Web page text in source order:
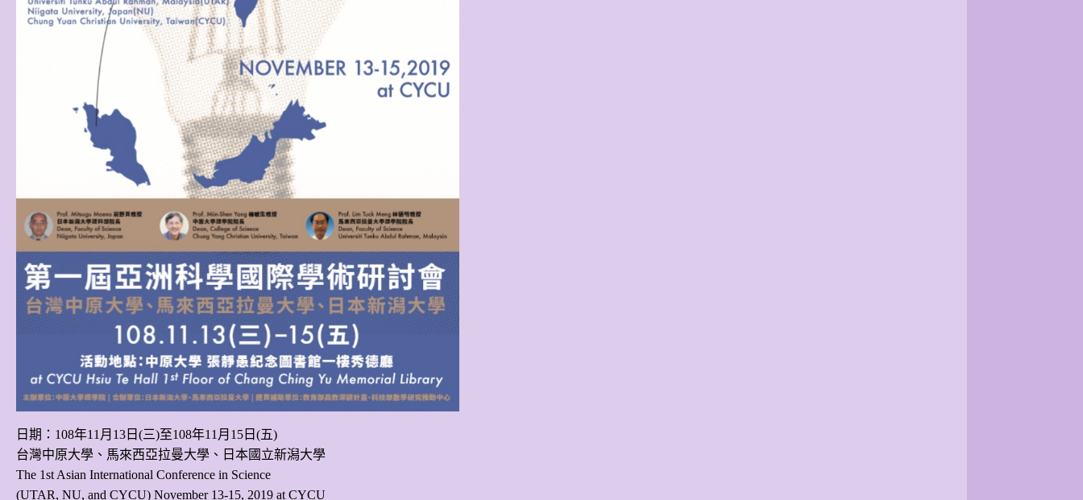
日期：108年11月13日(三)至108年11月15日(五)
台灣中原大學、馬來西亞拉曼大學、日本國立新潟大學
The 1st Asian International Conference in Science
(UTAR, NU, and CYCU) November 13-15, 2019 at CYCU